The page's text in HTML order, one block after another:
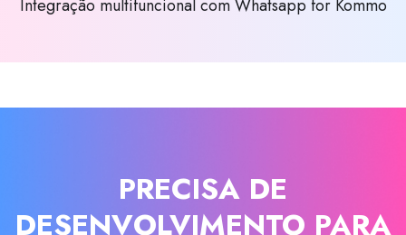
Integração multifuncional com Whatsapp for Kommo
PRECISA DE
DESENVOLVIMENTO PARA